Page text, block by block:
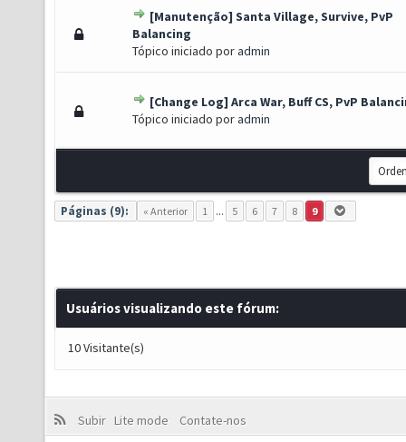
[Manutenção] Santa Village, Survive, PvP
Balancing
Tópico iniciado poradmin
- 0 de 5 em média
45
[Change Log] Arca War, Buff CS, PvP
Tópico iniciado poradmin
- 0 de 5 em média
45
Páginas (9): « Anterior 1 ... 5 6 7 8 9
Usuários visualizando este fórum:
10 Visitante(s)
Subir Lite mode
Contate-nos